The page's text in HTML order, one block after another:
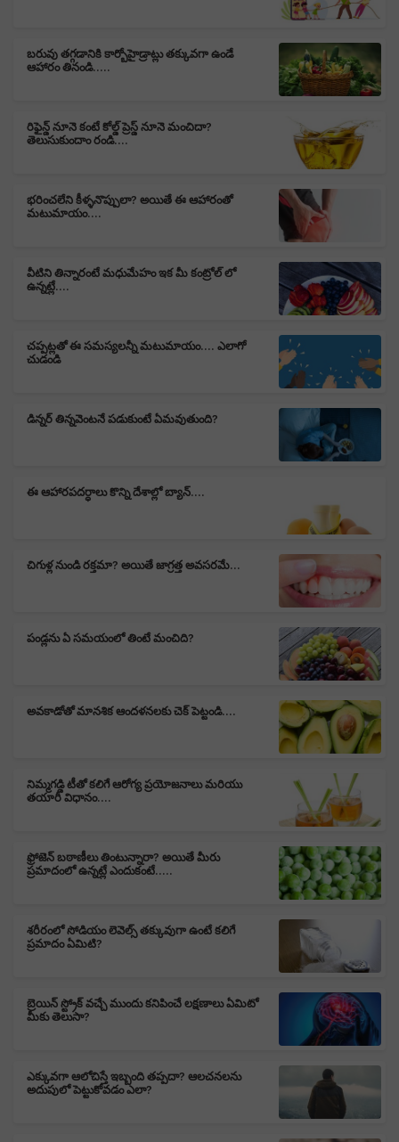
బరువు తగ్గడానికి కార్బోహైడ్రాట్లు తక్కువగా ఉండే
ఆహారం తినండి.....
రిఫైన్డ్ నూనె కంటే కోల్డ్ ప్రెస్డ్ నూనె మంచిదా?
తెలుసుకుందాం రండి....
భరించలేని కీళ్ళనొప్పులా? అయితే ఈ ఆహారంతో
మటుమాయం....
వీటిని తిన్నారంటే మధుమేహం ఇక మీ కంట్రోల్ లో
ఉన్నట్లే....
చప్పట్లతో ఈ సమస్యలన్నీ మటుమాయం.... ఎలాగో
చుడండి
డిన్నర్ తిన్నవెంటనే పడుకుంటే ఏమవుతుంది?
ఈ ఆహారపదర్ధాలు కొన్ని దేశాల్లో బ్యాన్....
చిగుళ్ల నుండి రక్తమా? అయితే జాగ్రత్త అవసరమే...
పండ్లను ఏ సమయంలో తింటే మంచిది?
అవకాడోతో మానశిక ఆందళనలకు చెక్ పెట్టండి....
నిమ్మగడ్డి టీతో కలిగే ఆరోగ్య ప్రయోజనాలు మరియు
తయారీ విధానం....
ఫ్రోజెన్ బఠాణీలు తింటున్నారా? అయితే మీరు
ప్రమాదంలో ఉన్నట్లే ఎందుకంటే.....
శరీరంలో సోడియం లెవెల్స్ తక్కువుగా ఉంటే కలిగే
ప్రమాదం ఏమిటి?
బ్రెయిన్ స్ట్రోక్ వచ్చే ముందు కనిపించే లక్షణాలు ఏమిటో
మీకు తెలుసా?
ఎక్కువగా ఆలోచిస్తే ఇబ్బంది తప్పదా? ఆలచనలను
అదుపులో పెట్టుకోవడం ఎలా?